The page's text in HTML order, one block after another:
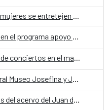
#25N: Voces y acciones de mujeres se entretejen en un mes dedicado al activismo en el Juan de Salazar
Presentación de iniciativas en el programa apoyo a la creación local 2025
VOCES DE MUJERES: ciclo de conciertos en el marco del #25N
La caja de las inéditas: obras del acervo del Juan de Salazar en exposición